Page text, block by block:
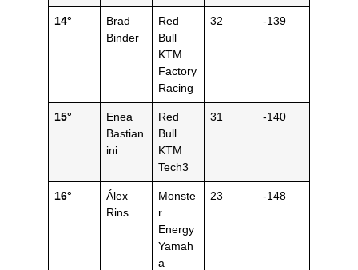
14°
Brad
Binder
Red
Bull
KTM
Factory
Racing
32 -139
15°
Enea
Bastian
ini
Red
Bull
KTM
Tech3
31 -140
16°
Álex
Rins
Monste
r
Energy
Yamah
a
23 -148